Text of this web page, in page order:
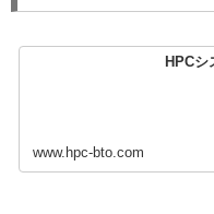
HPCシ
www.hpc-bto.com